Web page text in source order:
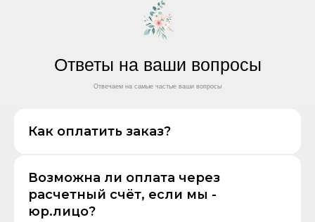
Ответы на ваши вопросы
Отвечаем на самые частые ваши вопросы
Как оплатить заказ?
Возможна ли оплата через
расчетный счёт, если мы -
юр.лицо?